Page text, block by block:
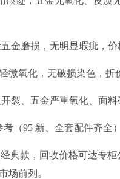
金磨损，无明显瑕疵，价
微氧化，无破损染色，折
裂、五金严重氧化、面
（95 新、全套配件齐全
典款，回收价格可达专
场前列。